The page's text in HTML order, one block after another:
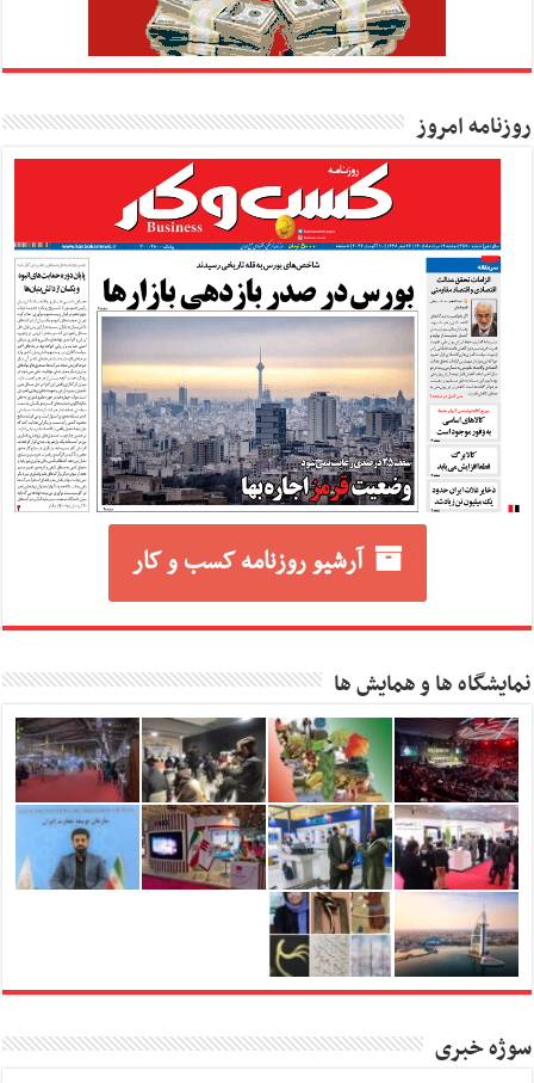
روزنامه امروز
آرشیو روزنامه کسب و کار
نمایشگاه ها و همایش ها
سوژه خبری